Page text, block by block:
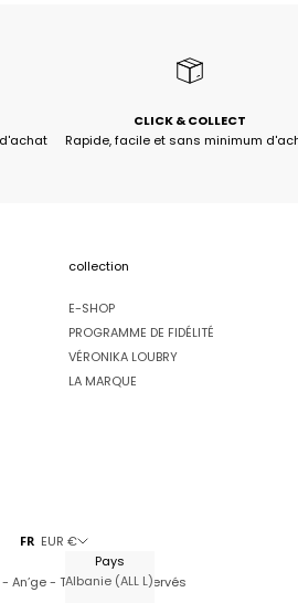
CLICK & COLLECT
Rapide, facile et sans minimum
collection
E-SHOP
PROGRAMME DE FIDÉLITÉ
VÉRONIKA LOUBRY
LA MARQUE
FR EUR €
Pays
Albanie (ALL L)
An’ge - Tous droits réservés